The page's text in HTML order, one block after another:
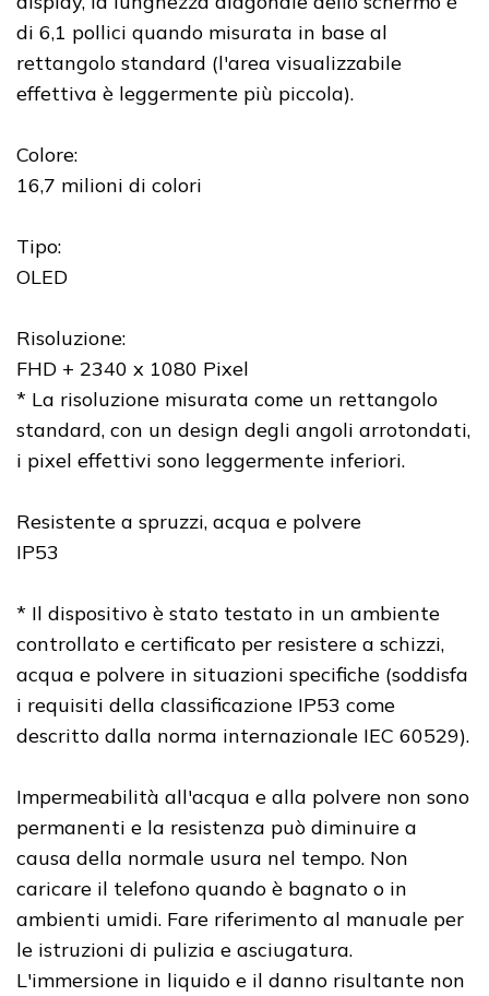
di 6,1 pollici quando misurata in base al
rettangolo standard (l'area visualizzabile
effettiva è leggermente più piccola).
Colore:
16,7 milioni di colori
Tipo:
OLED
Risoluzione:
FHD + 2340 x 1080 Pixel
* La risoluzione misurata come un rettangolo
standard, con un design degli angoli arrotondati,
i pixel effettivi sono leggermente inferiori.
Resistente a spruzzi, acqua e polvere
IP53
* Il dispositivo è stato testato in un ambiente
controllato e certificato per resistere a schizzi,
acqua e polvere in situazioni specifiche (soddisfa
i requisiti della classificazione IP53 come
descritto dalla norma internazionale IEC 60529).
Impermeabilità all'acqua e alla polvere non sono
permanenti e la resistenza può diminuire a
causa della normale usura nel tempo. Non
caricare il telefono quando è bagnato o in
ambienti umidi. Fare riferimento al manuale per
le istruzioni di pulizia e asciugatura.
L'immersione in liquido e il danno risultante non